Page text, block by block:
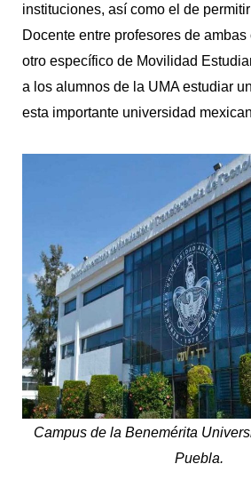
instituciones, así como el de
Docente entre profesores de
otro específico de Movilidad
a los alumnos de la UMA estudiar
esta importante universidad
Campus de la Benemérita
Puebla.